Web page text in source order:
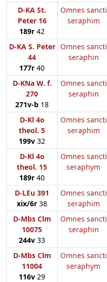
D-KA St.
Peter 16
189r 42
Omnes sancti
seraphim
D-KA S. Peter
44
177r 40
Omnes sancti
seraphin
D-KNa W. f.
270
271v-b 18
Omnes sancti
seraphin
D-Kl 4o
theol. 5
199v 32
Omnes sancti
seraphim
D-Kl 4o
theol. 15
189r 40
Omnes sancti
seraphym
D-LEu 391
xix/6r 38
Omnes sancti
seraphim
D-Mbs Clm
10075
244v 33
Omnes sancti
seraphin
D-Mbs Clm
11004
116v 29
Omnes sancti
seraphym